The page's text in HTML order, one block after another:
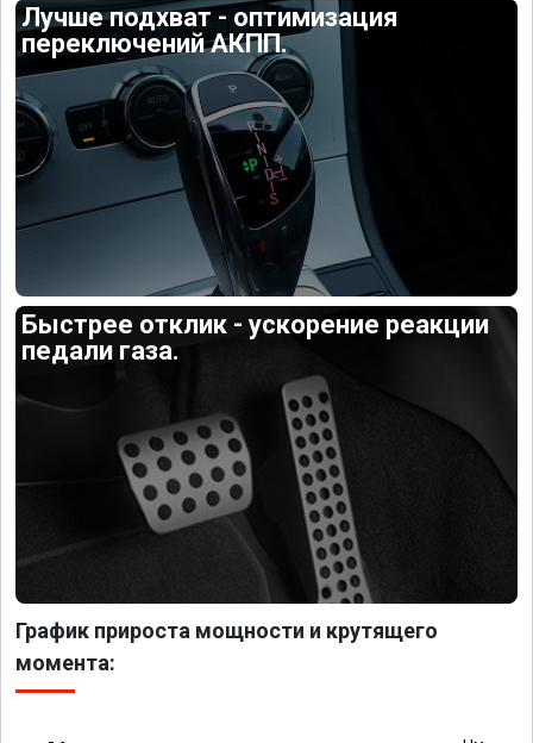
Лучше подхват - оптимизация
переключений АКПП.
Быстрее отклик - ускорение реакции
педали газа.
График прироста мощности и крутящего
момента: